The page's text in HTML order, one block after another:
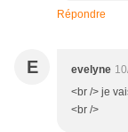
Répondre
E evelyne
<br /> je
<br />